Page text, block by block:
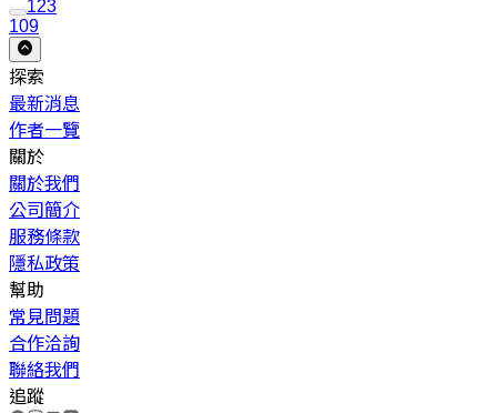
123
109
探索
最新消息
作者一覽
關於
關於我們
公司簡介
服務條款
隱私政策
幫助
常見問題
合作洽詢
聯絡我們
追蹤